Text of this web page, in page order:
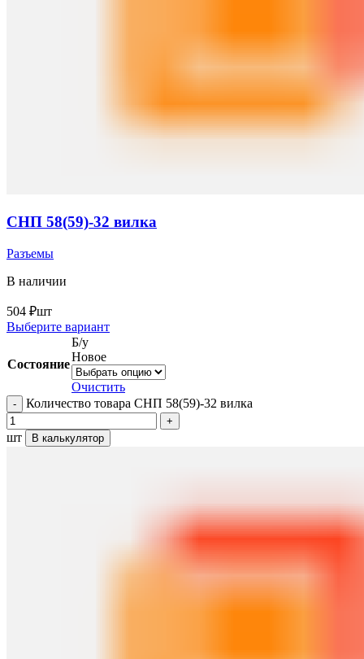
СНП 58(59)-32 вилка
Разъемы
В наличии
504 ₽шт
Выберите вариант
Состояние
Б/у
Новое
Очистить
Количество товара СНП 58(59)-32 вилка
шт В калькулятор